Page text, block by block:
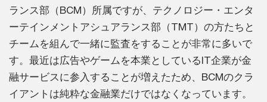
ランス部（BCM）所属ですが、テクノロジー・エンタ
ーテインメントアシュアランス部（TMT）の方たちと
チームを組んで一緒に監査をすることが非常に多いで
す。最近は広告やゲームを本業としているIT企業が金
融サービスに参入することが増えたため、BCMのクラ
イアントは純粋な金融業だけではなくなっています。